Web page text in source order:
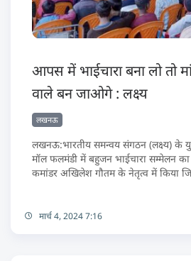
आपस में भाईचारा बना लो तो
वाले बन जाओगे : लक्ष्य
लखनऊ
लखनऊ:भारतीय समन्वय संगठन (लक्ष्य) के
मॉल फलमंडी में बहुजन भाईचारा सम्मेलन
कमांडर अखिलेश गौतम के नेतृत्व में किया
मार्च 4, 2024 7:16